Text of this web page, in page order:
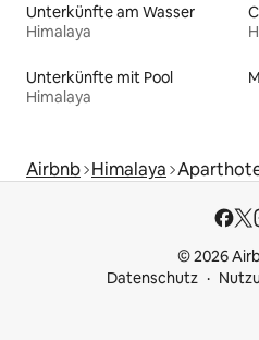
Unterkünfte am Wasser
Himalaya
Unterkünfte mit Pool
Himalaya
Airbnb Himalaya
© 2026
Datenschutz